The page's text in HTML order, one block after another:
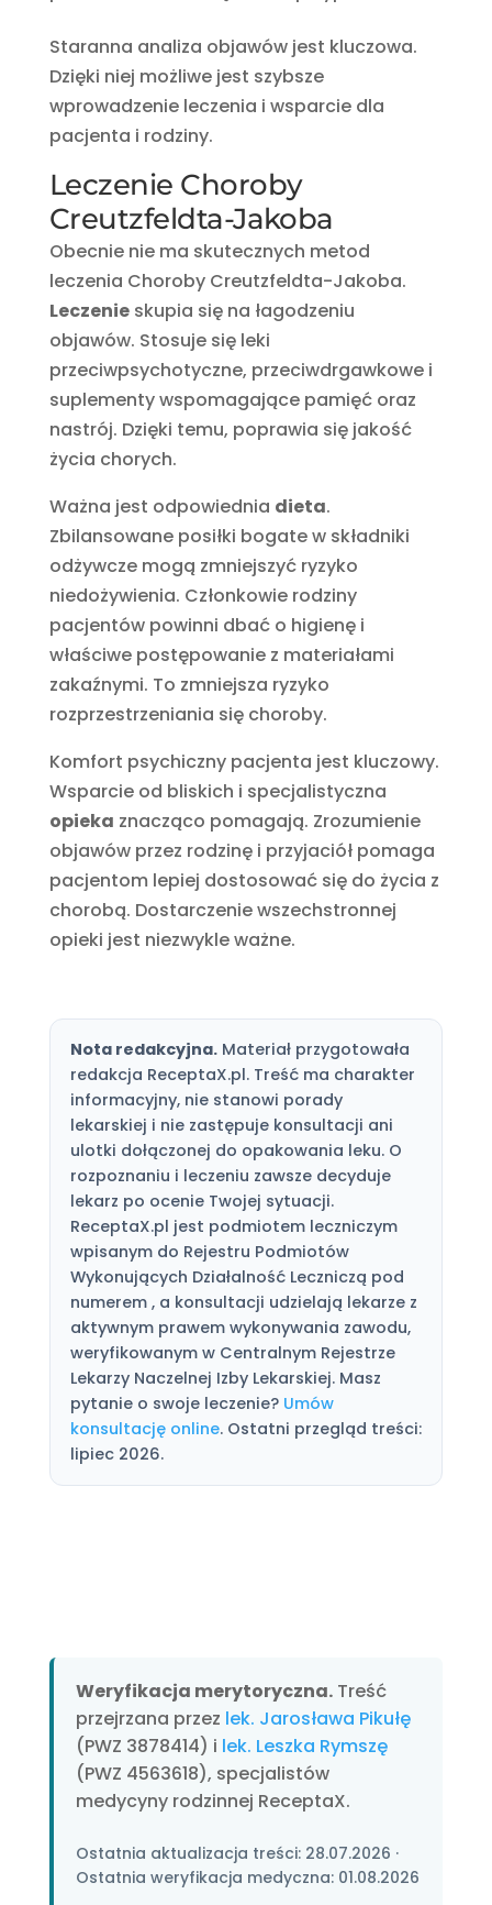
Staranna analiza objawów jest kluczowa.
Dzięki niej możliwe jest szybsze
wprowadzenie leczenia i wsparcie dla
pacjenta i rodziny.
Leczenie Choroby
Creutzfeldta-Jakoba
Obecnie nie ma skutecznych metod
leczenia Choroby Creutzfeldta-Jakoba.
Leczenieskupia się na łagodzeniu
objawów. Stosuje się leki
przeciwpsychotyczne, przeciwdrgawkowe i
suplementy wspomagające pamięć oraz
nastrój. Dzięki temu, poprawia się jakość
życia chorych.
Ważna jest odpowiednia dieta.
Zbilansowane posiłki bogate w składniki
odżywcze mogą zmniejszyć ryzyko
niedożywienia. Członkowie rodziny
pacjentów powinni dbać o higienę i
właściwe postępowanie z materiałami
zakaźnymi. To zmniejsza ryzyko
rozprzestrzeniania się choroby.
Komfort psychiczny pacjenta jest kluczowy.
Wsparcie od bliskich i specjalistyczna
opieka znacząco pomagają. Zrozumienie
objawów przez rodzinę i przyjaciół pomaga
pacjentom lepiej dostosować się do życia z
chorobą. Dostarczenie wszechstronnej
opieki jest niezwykle ważne.
Nota redakcyjna.Materiał przygotowała
redakcja ReceptaX.pl. Treść ma charakter
informacyjny, nie stanowi porady
lekarskiej i nie zastępuje konsultacji ani
ulotki dołączonej do opakowania leku. O
rozpoznaniu i leczeniu zawsze decyduje
lekarz po ocenie Twojej sytuacji.
ReceptaX.pl jest podmiotem leczniczym
wpisanym do Rejestru Podmiotów
Wykonujących Działalność Leczniczą pod
numerem , a konsultacji udzielają lekarze z
aktywnym prawem wykonywania zawodu,
weryfikowanym w Centralnym Rejestrze
Lekarzy Naczelnej Izby Lekarskiej. Masz
pytanie o swoje leczenie? Umów
konsultację online. Ostatni przegląd treści:
lipiec 2026.
Weryfikacja merytoryczna.Treść
przejrzana przez lek. Jarosława Pikułę
(PWZ 3878414) i lek. Leszka Rymszę
(PWZ 4563618), specjalistów
medycyny rodzinnej ReceptaX.
Ostatnia aktualizacja treści: 28.07.2026 ·
Ostatnia weryfikacja medyczna: 01.08.2026